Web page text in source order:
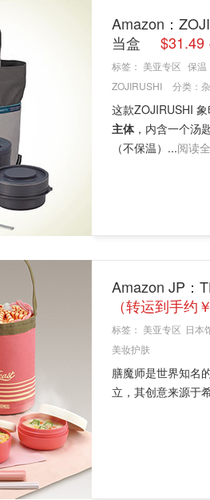
Amazon：
当盒
$31.49
标签： 美亚专区 保温
ZOJIRUSHI
分类：
这款ZOJIRUSHI
主体，内含一个汤
（不保温）...阅读
Amazon JP：
（转运到手约
标签： 美亚专区 日本
美妆护肤
膳魔师是世界知名
立，其创意来源于